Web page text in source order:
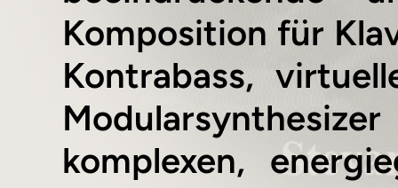
Komposition für
Kontrabass,
komplexen,